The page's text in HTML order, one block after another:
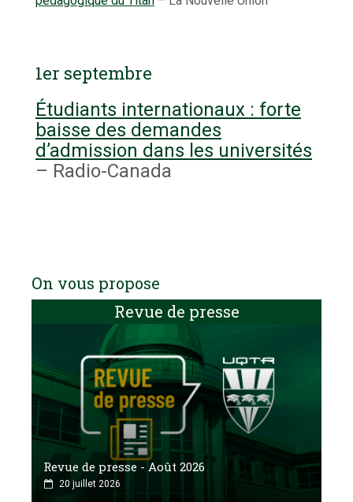
1er septembre
Étudiants internationaux : forte
baisse des demandes
d’admission dans les universités
– Radio-Canada
On vous propose
Revue de presse
Revue de presse - Août 2026
20 juillet 2026